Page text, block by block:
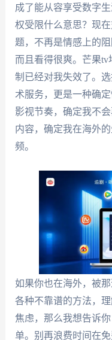
成了能从容享受数字
权受限什么意思？现
题，不再是情感上的
而且看得很爽。芒果
制已经对我失效了。
术服务，更是一种确
影视节奏，确定我不
内容，确定我在海外
频。
如果你也在海外，被
各种不靠谱的方法，
焦虑，那么我想告诉
单。别再浪费时间在